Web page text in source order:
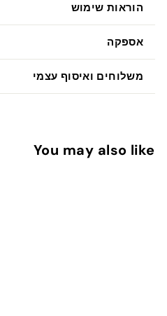
הוראות שימוש
אספקה
משלוחים ואיסוף עצמי
You may also like